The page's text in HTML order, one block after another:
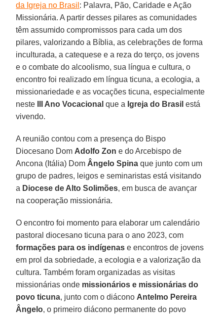
da Igreja no Brasil : Palavra, Pão, Caridade e Ação
Missionária. A partir desses pilares as comunidades
têm assumido compromissos para cada um dos
pilares, valorizando a Bíblia, as celebrações de forma
inculturada, a catequese e a reza do terço, os jovens
e o combate do alcoolismo, sua língua e cultura, o
encontro foi realizado em língua ticuna, a ecologia, a
missionariedade e as vocações ticuna, especialmente
neste
III Ano Vocacional que a Igreja do Brasil está
vivendo.
A reunião contou com a presença do Bispo
Diocesano Dom Adolfo Zon e do Arcebispo de
Ancona (Itália) Dom Ângelo Spina que junto com um
grupo de padres, leigos e seminaristas está visitando
a Diocese de Alto Solimões, em busca de avançar
na cooperação missionária.
O encontro foi momento para elaborar um calendário
pastoral diocesano ticuna para o ano 2023, com
formações para os indígenas e encontros de jovens
em prol da sobriedade, a ecologia e a valorização da
cultura. Também foram organizadas as visitas
missionárias onde missionários e missionárias do
povo ticuna, junto com o diácono Antelmo Pereira
Ângelo, o primeiro diácono permanente do povo